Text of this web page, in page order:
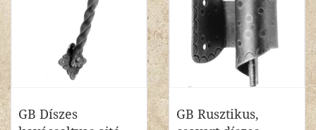
GB Díszes
GB Rusztikus,